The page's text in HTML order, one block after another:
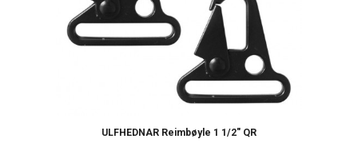
ULFHEDNAR Reimbøyle 1 1/2" QR